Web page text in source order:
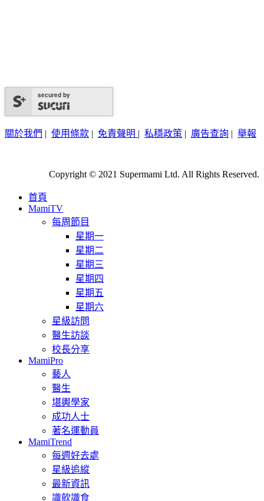
secured by
關於我們 | 使用條款 | 免責聲明 | 私穩政策 | 廣告查詢 | 舉報
Copyright © 2021 Supermami Ltd. All Rights Reserved.
首頁
MamiTV
每周節目
星期一
星期二
星期三
星期四
星期五
星期六
星級訪問
醫生訪談
校長分享
MamiPro
藝人
醫生
堪輿學家
成功人士
著名運動員
MamiTrend
每週好去處
星級追縱
最新資訊
識飲識食